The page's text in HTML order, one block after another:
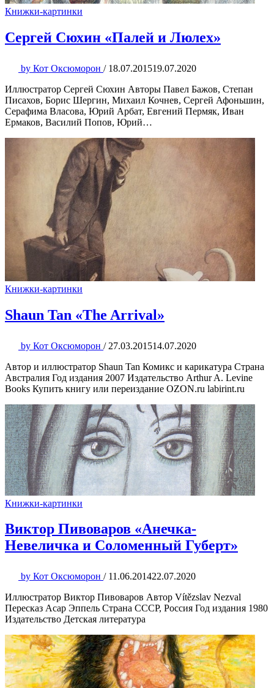
Книжки-картинки
Сергей Сюхин «Палей и Люлех»
by Кот Оксюморон / 18.07.201519.07.2020
Иллюстратор Сергей Сюхин Авторы Павел Бажов, Степан
Писахов, Борис Шергин, Михаил Кочнев, Сергей Афоньшин,
Серафима Власова, Юрий Арбат, Евгений Пермяк, Иван
Ермаков, Василий Попов, Юрий…
Книжки-картинки
Shaun Tan «The Arrival»
by Кот Оксюморон / 27.03.201514.07.2020
Автор и иллюстратор Shaun Tan Комикс и карикатура Страна
Австралия Год издания 2007 Издательство Arthur A. Levine
Books Купить книгу или переиздание OZON.ru labirint.ru
Книжки-картинки
Виктор Пивоваров «Анечка-
Невеличка и Соломенный Губерт»
by Кот Оксюморон / 11.06.201422.07.2020
Иллюстратор Виктор Пивоваров Автор Vítězslav Nezval
Пересказ Асар Эппель Страна СССР, Россия Год издания 1980
Издательство Детская литература